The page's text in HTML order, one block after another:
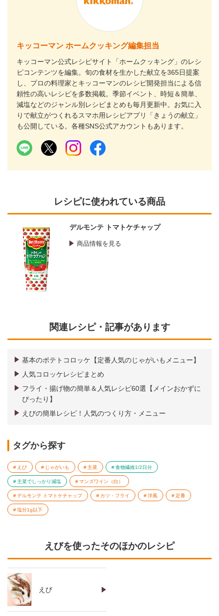
キッコーマン ホームクッキング編集担当
キッコーマン公式レシピサイト「ホームクッキング」のレシ
ピコンテンツを編集。旬の食材を生かした献立を365日提案
し、プロの料理家とキッコーマンのレシピ開発担当による信
頼性の高いレシピを多数掲載。季節イベント、時短＆簡単、
減塩などのジャンル別レシピまとめも毎月更新中。お気に入
りで献立がつくれるスマホ用レシピアプリ「きょうの献立」
も公開している。各種SNS公式アカウントもあります。
レシピに使われている商品
デルモンテ トマトケチャップ
商品情報を見る
関連レシピ・記事があります
基本のポテトコロッケ【定番人気のじゃがいもメニュー】
人気コロッケレシピまとめ
フライ・揚げ物の簡単＆人気レシピ60選【メインおかずに
ぴったり】
えびの簡単レシピ！人気のつくり方・メニュー
タグから探す
えび じゃがいも 主菜 食物繊維1/2日分
主菜でしっかり減塩 マンズワイン（白）
デルモンテ トマトケチャップ カツ・フライ 洋風 定番
塩分1g以下
えびを使ったそのほかのレシピ
えび